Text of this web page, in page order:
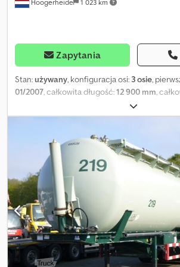
Prosimy o zapisanie się do naszego
cotygodniowe aktualizacje dotyczące naszej
Hoogerheide 1 023 km
Zapytania
Stan:używany, konfiguracja osi: 3 osie,
01/2007 , całkowita długość:12 900 mm ,
3 800 mm
powietrze, rozmiar opony:385/65 R22..5,
, = Dodatkowe opcje
Pozostałe - Felgi aluminiowe Inne - Hamulce
Podwozie Felgi aluminiowe: ✓ Wysokość
Średnica sworznia sprzęgu / siodła: 2 cale
sprzęgu / dyszla: 120 cm Hamulec tarczowy: ✓
produkcji: 2007 Pojemność: 60 m3 Materiał:
✓ Zbiornik Pojemność (litry): 60000 Liczba
komór (litry): 60000 Materiał zbiornika:
testowe: 3 bar Codpfxsyz Ukgs Aqisha
robocze: 2 bar Materiał sypki: ✓ =
Konfiguracja osi Rozmiar opon: 385/65 R22,5